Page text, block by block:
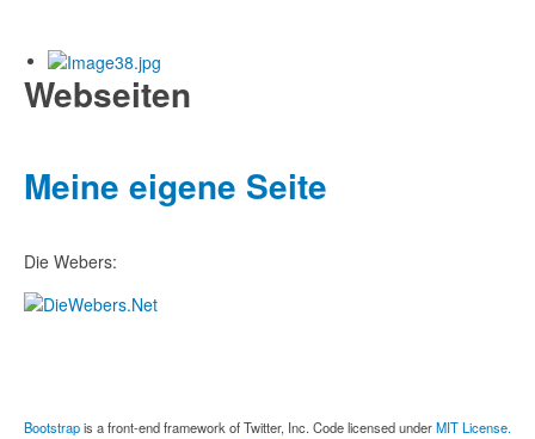
Webseiten
Meine eigene Seite
Die Webers:
Bootstrapis a front-end framework of Twitter, Inc. Code licensed underMIT License.